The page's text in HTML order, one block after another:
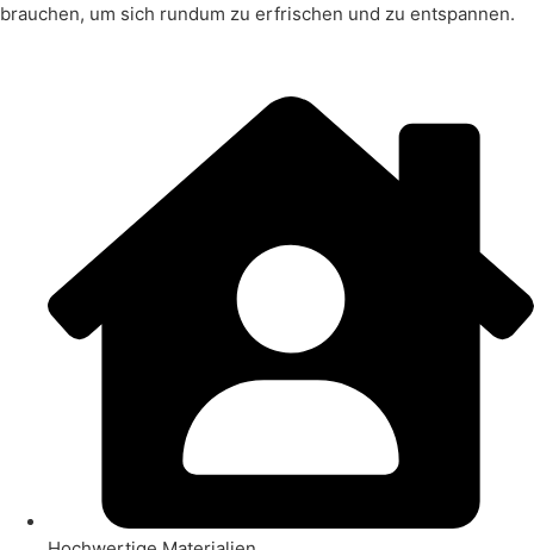
brauchen, um sich rundum zu erfrischen und zu entspannen.